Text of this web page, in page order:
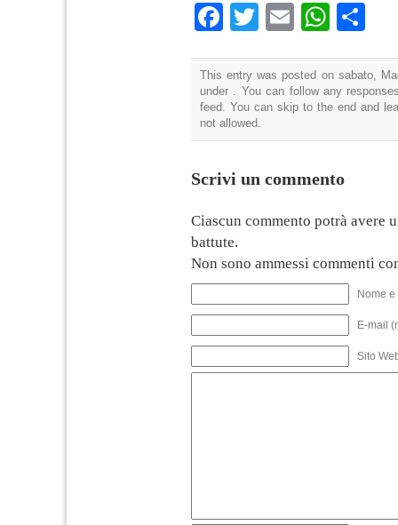
Facebook
TwitterEmail
This entry was posted on sabato,
under . You can follow any
feed. You can skip to the end and
not allowed.
Scrivi un commento
Ciascun commento potrà avere
battute.
Non sono ammessi commenti
Nome
E-mail
Sito